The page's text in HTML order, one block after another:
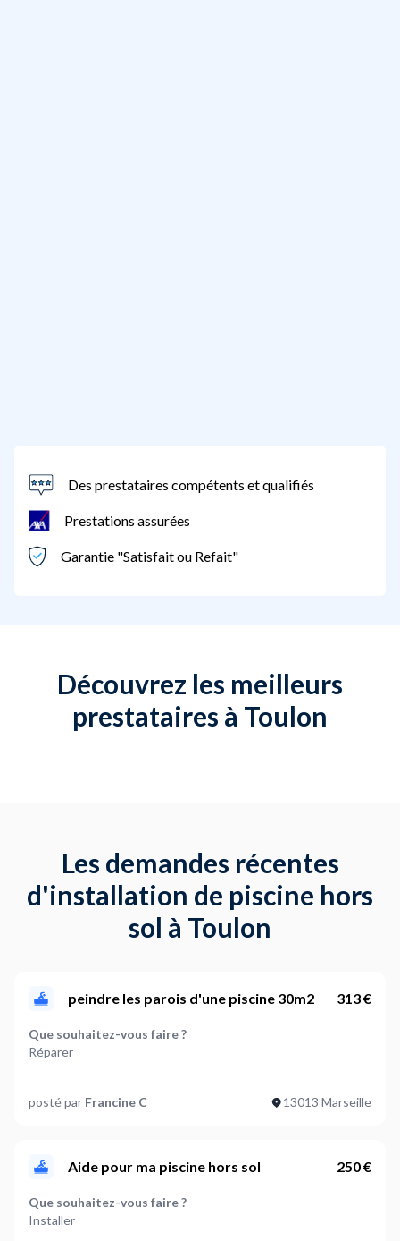
Des prestataires compétents et qualifiés
Prestations assurées
Garantie "Satisfait ou Refait"
Découvrez les meilleurs
prestataires à Toulon
Les demandes récentes
d'installation de piscine hors
sol à Toulon
peindre les parois d'une piscine 30m2 313 €
Que souhaitez-vous faire ?
Réparer
A définir ensemble
Autre
Où en êtes-vous dans votre projet ?
J'ai besoin d'accompagnement
posté par Francine C 13013 Marseille
Aide pour ma piscine hors sol 250 €
Que souhaitez-vous faire ?
Installer